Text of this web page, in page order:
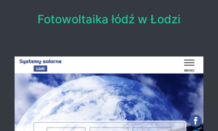
Fotowoltaika łódź w Łodzi